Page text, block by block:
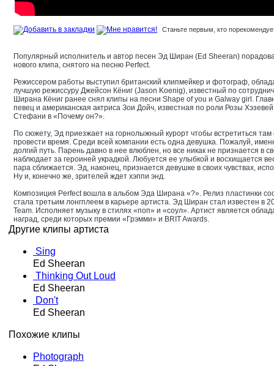
Станьте первым, кто
Популярный исполнитель и автор песен Эд Ширан (Ed Sheeran)
нового клипа, снятого на песню Perfect.
Режиссером работы выступил британский клипмейкер и фотограф,
лучшую режиссуру Джейсон Кёниг (Jason Koenig), известный по
Ширана Кёниг ранее снял клипы на песни Shape of you и Galway girl.
певец и американская актриса Зои Дойч, известная по роли Розы
Стефани в «Почему он?».
По сюжету, Эд приезжает на горнолыжный курорт чтобы встретиться там
провести время. Среди всей компании есть одна девушка. Пожалуй,
долгий путь. Парень давно в нее влюблен, но все никак не признается в
наблюдает за героиней украдкой. Любуется ее улыбкой и восхищается
пара сближается. Эд, наконец, признается девушке в своих чувствах,
Ну и, конечно же, зрителей ждет хэппи энд.
Композиция Perfect вошла в альбом Эда Ширана «?». Релиз пластинки
стала третьим лонгплеем в карьере артиста. Эд Ширан стал известен в
Team. Исполняет музыку в стилях «поп» и «соул». Артист является
наград, среди которых премии «Грэмми» и BRIT Awards.
Другие клипы артиста
Sing
Ed Sheeran
Thinking Out Loud
Ed Sheeran
Don't
Ed Sheeran
Похожие клипы
Photograph